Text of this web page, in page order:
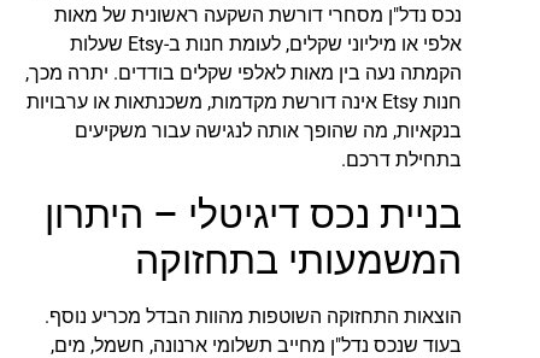
נכס נדל"ן מסחרי דורשת השקעה ראשונית של מאות
אלפי או מיליוני שקלים, לעומת חנות ב-Etsy שעלות
הקמתה נעה בין מאות לאלפי שקלים בודדים. יתרה מכך,
חנות Etsy אינה דורשת מקדמות, משכנתאות או ערבויות
בנקאיות, מה שהופך אותה לנגישה עבור משקיעים
בתחילת דרכם.
בניית נכס דיגיטלי – היתרון
המשמעותי בתחזוקה
הוצאות התחזוקה השוטפות מהוות הבדל מכריע נוסף.
בעוד שנכס נדל"ן מחייב תשלומי ארנונה, חשמל, מים,